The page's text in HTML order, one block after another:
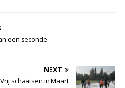
een seconde
NEXT
Vrij schaatsen in Maart